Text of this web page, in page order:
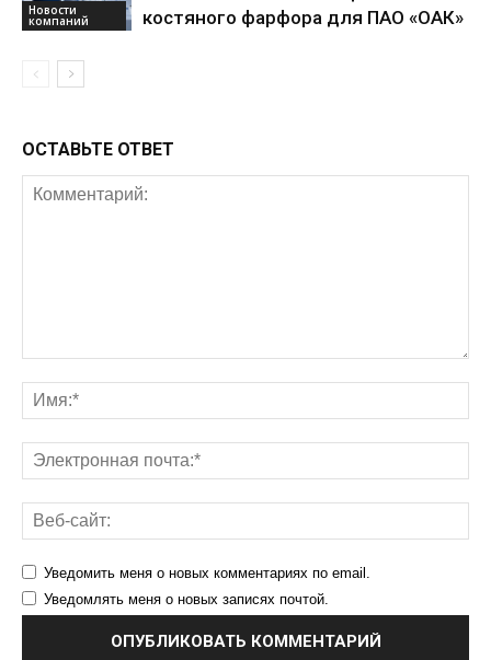
Новости
компаний
костяного фарфора для ПАО «ОАК»
ОСТАВЬТЕ ОТВЕТ
Уведомить меня о новых комментариях по email.
Уведомлять меня о новых записях почтой.